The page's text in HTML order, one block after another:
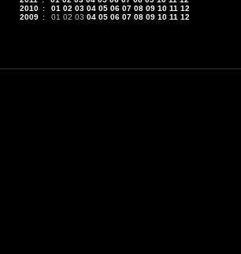
2010 : 01 02 03 04 05 06 07 08 09 10 11 12
2009 : 01 02 03 04 05 06 07 08 09 10 11 12